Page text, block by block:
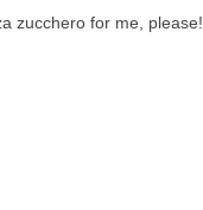
zucchero for me, please!